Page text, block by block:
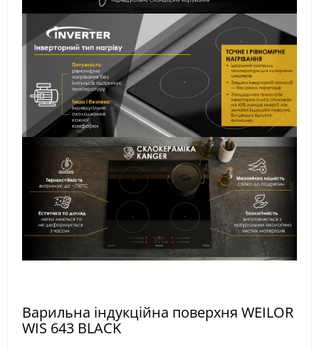
Варильна індукційна поверхня WEILOR
WIS 643 BLACK